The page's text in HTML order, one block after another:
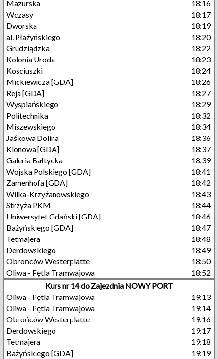
Mazurska
18:16
Wczasy
18:17
Dworska
18:19
al. Płażyńskiego
18:20
Grudziądzka
18:22
Kolonia Uroda
18:23
Kościuszki
18:24
Mickiewicza [GDA]
18:26
Reja [GDA]
18:27
Wyspiańskiego
18:29
Politechnika
18:32
Miszewskiego
18:34
Jaśkowa Dolina
18:36
Klonowa [GDA]
18:37
Galeria Bałtycka
18:39
Wojska Polskiego [GDA]
18:41
Zamenhofa [GDA]
18:42
Wilka-Krzyżanowskiego
18:43
Strzyża PKM
18:44
Uniwersytet Gdański [GDA]
18:46
Bażyńskiego [GDA]
18:47
Tetmajera
18:48
Derdowskiego
18:49
Obrońców Westerplatte
18:50
Oliwa - Pętla Tramwajowa
18:52
Kurs nr 14 do Zajezdnia NOWY PORT
Oliwa - Pętla Tramwajowa
19:13
Oliwa - Pętla Tramwajowa
19:14
Obrońców Westerplatte
19:16
Derdowskiego
19:17
Tetmajera
19:18
Bażyńskiego [GDA]
19:19